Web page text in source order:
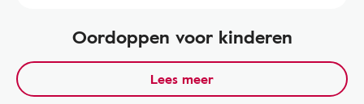
Oordoppen voor kinderen
Lees meer